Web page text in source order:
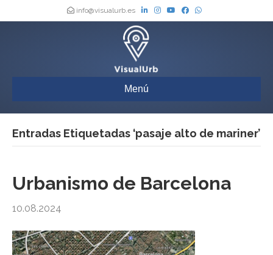
info@visualurb.es
Menú
Entradas Etiquetadas ‘pasaje alto de mariner’
Urbanismo de Barcelona
10.08.2024